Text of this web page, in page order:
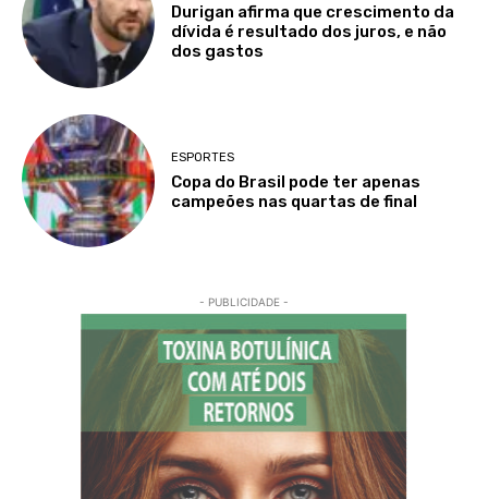
Durigan afirma que crescimento da
dívida é resultado dos juros, e não
dos gastos
ESPORTES
Copa do Brasil pode ter apenas
campeões nas quartas de final
- PUBLICIDADE -